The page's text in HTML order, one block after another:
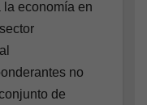
economía en
no
de